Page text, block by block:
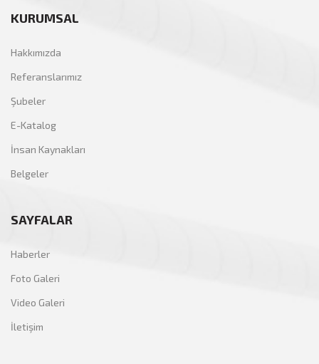
KURUMSAL
Hakkımızda
Referanslarımız
Şubeler
E-Katalog
İnsan Kaynakları
Belgeler
SAYFALAR
Haberler
Foto Galeri
Video Galeri
İletişim